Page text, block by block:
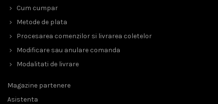
Cum cumpar
Metode de plata
Procesarea comenzilor si livrarea coletelor
Modificare sau anulare comanda
Modalitati de livrare
Magazine partenere
Asistenta